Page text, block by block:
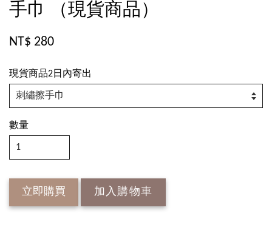
手巾 （現貨商品）
NT$ 280
現貨商品2日內寄出
數量
立即購買 加入購物車